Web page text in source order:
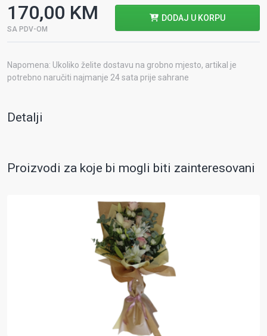
170,00 KM
SA PDV-OM
DODAJ U KORPU
Napomena: Ukoliko želite dostavu na grobno mjesto, artikal je
potrebno naručiti najmanje 24 sata prije sahrane
Detalji
Proizvodi za koje bi mogli biti zainteresovani